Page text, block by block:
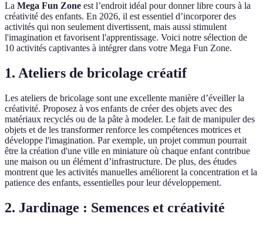
La Mega Fun Zone est l’endroit idéal pour donner libre cours à la
créativité des enfants. En 2026, il est essentiel d’incorporer des
activités qui non seulement divertissent, mais aussi stimulent
l'imagination et favorisent l'apprentissage. Voici notre sélection de
10 activités captivantes à intégrer dans votre Mega Fun Zone.
1. Ateliers de bricolage créatif
Les ateliers de bricolage sont une excellente manière d’éveiller la
créativité. Proposez à vos enfants de créer des objets avec des
matériaux recyclés ou de la pâte à modeler. Le fait de manipuler des
objets et de les transformer renforce les compétences motrices et
développe l'imagination. Par exemple, un projet commun pourrait
être la création d'une ville en miniature où chaque enfant contribue
une maison ou un élément d’infrastructure. De plus, des études
montrent que les activités manuelles améliorent la concentration et la
patience des enfants, essentielles pour leur développement.
2. Jardinage : Semences et créativité